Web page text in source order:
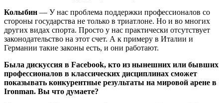
Колыбин — У нас проблема поддержки профессионалов со
стороны государства не только в триатлоне. Но и во многих
других видах спорта. Просто у нас практически отсутствует
законодательство на этот счет. А к примеру в Италии и
Германии такие законы есть, и они работают.
Была дискуссия в Facebook, кто из нынешних или бывших
профессионалов в классических дисциплинах сможет
показывать конкурентные результаты на мировой арене в
Ironman. Вы что думаете?